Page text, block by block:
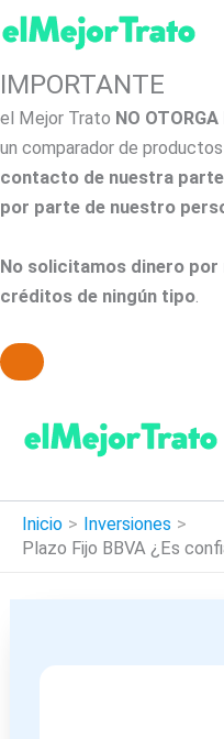
IMPORTANTE
el Mejor Trato NO
un comparador de
contacto de nuestra
por parte de nuestro
No solicitamos dinero
créditos de ningún tipo.
contenido
Inicio
Inversiones
Plazo Fijo BBVA ¿Es